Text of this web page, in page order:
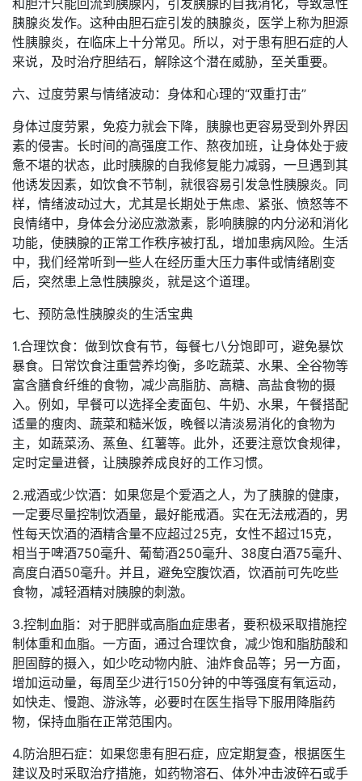
和胆汁只能回流到胰腺内，引发胰腺的自我消化，导致急性
胰腺炎发作。这种由胆石症引发的胰腺炎，医学上称为胆源
性胰腺炎，在临床上十分常见。所以，对于患有胆石症的人
来说，及时治疗胆结石，解除这个潜在威胁，至关重要。
六、过度劳累与情绪波动：身体和心理的“双重打击”
身体过度劳累，免疫力就会下降，胰腺也更容易受到外界因
素的侵害。长时间的高强度工作、熬夜加班，让身体处于疲
惫不堪的状态，此时胰腺的自我修复能力减弱，一旦遇到其
他诱发因素，如饮食不节制，就很容易引发急性胰腺炎。同
样，情绪波动过大，尤其是长期处于焦虑、紧张、愤怒等不
良情绪中，身体会分泌应激激素，影响胰腺的内分泌和消化
功能，使胰腺的正常工作秩序被打乱，增加患病风险。生活
中，我们经常听到一些人在经历重大压力事件或情绪剧变
后，突然患上急性胰腺炎，就是这个道理。
七、预防急性胰腺炎的生活宝典
1.合理饮食：做到饮食有节，每餐七八分饱即可，避免暴饮
暴食。日常饮食注重营养均衡，多吃蔬菜、水果、全谷物等
富含膳食纤维的食物，减少高脂肪、高糖、高盐食物的摄
入。例如，早餐可以选择全麦面包、牛奶、水果，午餐搭配
适量的瘦肉、蔬菜和糙米饭，晚餐以清淡易消化的食物为
主，如蔬菜汤、蒸鱼、红薯等。此外，还要注意饮食规律，
定时定量进餐，让胰腺养成良好的工作习惯。
2.戒酒或少饮酒：如果您是个爱酒之人，为了胰腺的健康，
一定要尽量控制饮酒量，最好能戒酒。实在无法戒酒的，男
性每天饮酒的酒精含量不应超过25克，女性不超过15克，
相当于啤酒750毫升、葡萄酒250毫升、38度白酒75毫升、
高度白酒50毫升。并且，避免空腹饮酒，饮酒前可先吃些
食物，减轻酒精对胰腺的刺激。
3.控制血脂：对于肥胖或高脂血症患者，要积极采取措施控
制体重和血脂。一方面，通过合理饮食，减少饱和脂肪酸和
胆固醇的摄入，如少吃动物内脏、油炸食品等；另一方面，
增加运动量，每周至少进行150分钟的中等强度有氧运动，
如快走、慢跑、游泳等，必要时在医生指导下服用降脂药
物，保持血脂在正常范围内。
4.防治胆石症：如果您患有胆石症，应定期复查，根据医生
建议及时采取治疗措施，如药物溶石、体外冲击波碎石或手